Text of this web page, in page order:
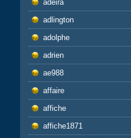
adeira
adlington
adolphe
adrien
ae988
affaire
affiche
affiche1871